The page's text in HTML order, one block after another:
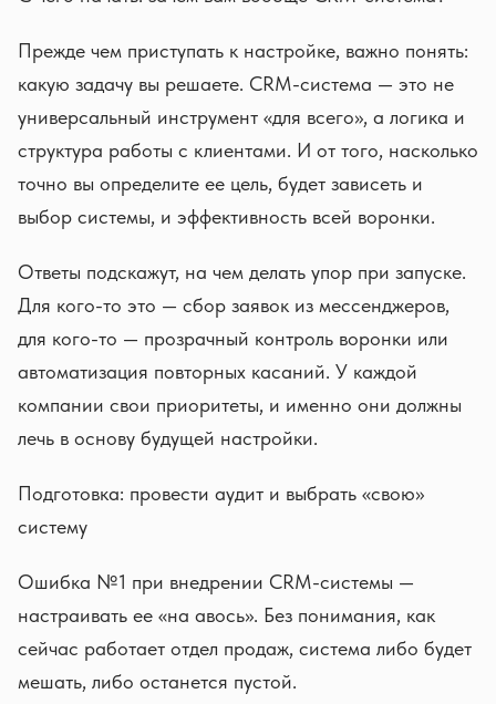
Прежде чем приступать к настройке, важно понять:
какую задачу вы решаете. CRM-система — это не
универсальный инструмент «для всего», а логика и
структура работы с клиентами. И от того, насколько
точно вы определите ее цель, будет зависеть и
выбор системы, и эффективность всей воронки.
Ответы подскажут, на чем делать упор при запуске.
Для кого-то это — сбор заявок из мессенджеров,
для кого-то — прозрачный контроль воронки или
автоматизация повторных касаний. У каждой
компании свои приоритеты, и именно они должны
лечь в основу будущей настройки.
Подготовка: провести аудит и выбрать «свою»
систему
Ошибка №1 при внедрении CRM-системы —
настраивать ее «на авось». Без понимания, как
сейчас работает отдел продаж, система либо будет
мешать, либо останется пустой.